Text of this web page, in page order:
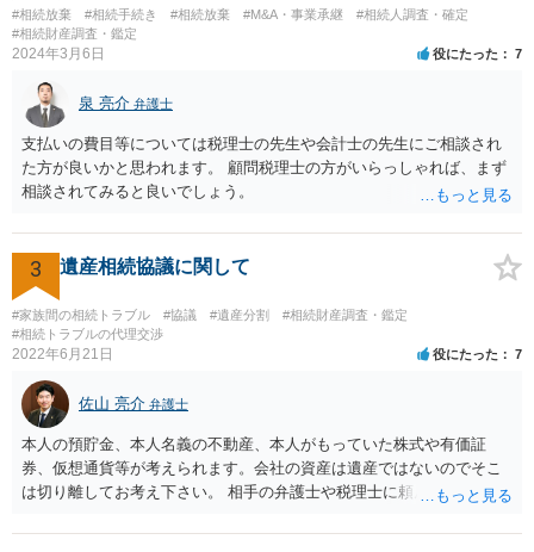
望に関する申出書」と共に提出することも考えられます。 ご質問：書
いた方が良い事と書かない方が良い事 回答： お姉さんが申立書の「申
立ての趣旨」のところに書いている遺産の分け方に対して意見があれ
ば、まずそれを書くとよいです。 次に「申立ての理由」のところに、
なぜ調停を申し立てたのか(例えば、あかささんと話合いが出来ない／
決裂した、など)や亡くなった方・あかささん・お姉さん間の事情やい
きさつなどが書かれていると思うので、あかささんから見てそれは違
うと感じるところは、どのように違うのか、など書くとよいです。 そ
の他、お姉さんの申立書には書かれていないけど、どのように遺産を
った等)、それも書くとよいです。 書かない方が良いと思うことは、遺
産分割に関係ない(と思われる)いきさつを沢山盛り込むことだと考えま
す(あくまで遺産分割に関係することに留める方が、裁判所や調停委員
の方に事情を理解してもらいやすいと思います)。
#相続放棄 #相続手続き #相続放棄 #M&A・事業承継
#相続人調査・確定
#相続財産調査・鑑定
2024年3月6日 役にたった 7
泉 亮介 弁護士
支払いの費目等については税理士の先生や会計士の先生にご相談され
た方が良いかと思われます。 顧問税理士の方がいらっしゃれば、まず
相談されてみると良いでしょう。
3 遺産相続協議に関して
#家族間の相続トラブル #協議 #遺産分割
#相続財産調査・鑑定
#相続トラブルの代理交渉
2022年6月21日 役にたった 7
佐山 亮介 弁護士
本人の預貯金、本人名義の不動産、本人がもっていた株式や有価証
券、仮想通貨等が考えられます。会社の資産は遺産ではないのでそこ
は切り離してお考え下さい。 相手の弁護士や税理士に頼んでも守秘義
意に開示を求め、応じなければ「調査嘱託」という手続きを使って銀